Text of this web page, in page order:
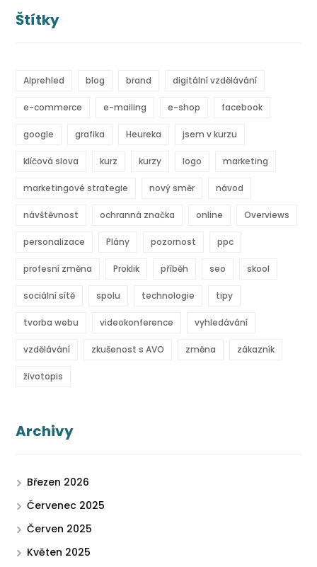
Štítky
AIprehled blog brand digitální vzdělávání
e-commerce e-mailing e-shop facebook
google grafika Heureka jsem v kurzu
klíčová slova kurz kurzy logo marketing
marketingové strategie nový směr návod
návštěvnost ochranná značka online Overviews
personalizace Plány pozornost ppc
profesní změna Proklik příběh seo skool
sociální sítě spolu technologie tipy
tvorba webu videokonference vyhledávání
vzdělávání zkušenost s AVO změna zákazník
životopis
Archivy
Březen 2026
Červenec 2025
Červen 2025
Květen 2025